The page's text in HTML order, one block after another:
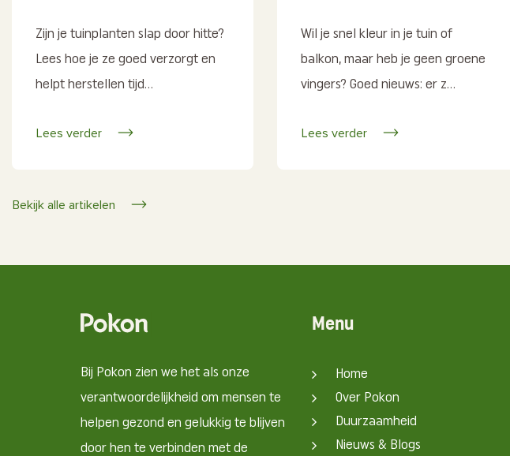
Zijn je tuinplanten slap door hitte?
Lees hoe je ze goed verzorgt en
helpt herstellen tijd...
Lees verder
Wil je snel kleur in je tuin of
balkon, maar heb je geen groene
vingers? Goed nieuws: er z...
Lees verder
Bekijk alle artikelen
Bij Pokon zien we het als onze
verantwoordelijkheid om mensen te
helpen gezond en gelukkig te blijven
door hen te verbinden met de
Menu
Home
Over Pokon
Duurzaamheid
Nieuws & Blogs